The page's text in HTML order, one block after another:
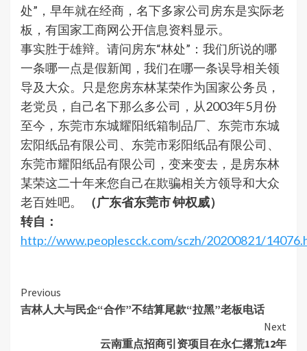
处”，早年就在经商，名下多家公司房东是实际老
板，有国家工商网公开信息资料显示。
事实胜于雄辩。请问房东“林处”：我们所说的哪
一条哪一点是假新闻，我们在哪一条误导相关领
导及大众。只是您房东林某荣作为国家公务员，
老党员，自己名下那么多公司，从2003年5月份
至今，东莞市东城耀阳纸箱制品厂、东莞市东城
宏阳纸品有限公司、东莞市彩阳纸品有限公司、
东莞市耀阳纸品有限公司，变来变去，是房东林
某荣这二十年来您自己在欺骗相关方领导和大众
老百姓吧。
（广东省东莞市 钟权威）
转自：
http://www.peoplescck.com/sczh/20200821/
Continue
Reading
Previous
吉林人大与民企“合作”不结算尾款“拉黑”老板电话
Next
云南重点招商引资项目在永仁撂荒12年